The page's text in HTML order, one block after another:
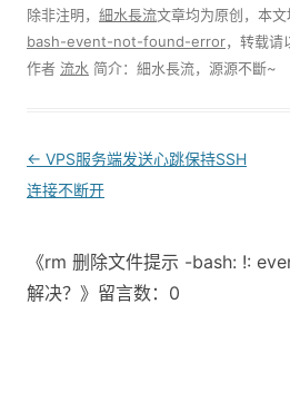
除非注明， 細水長流文章均为原创，本文
bash-event-not-found-error，转载请
作者 流水 简介：細水長流，源源不斷~
Post
navigation
← VPS服务端发送心跳保持SSH
连接不断开
《rm 删除文件提示 -bash: !:
解决？》留言数：0